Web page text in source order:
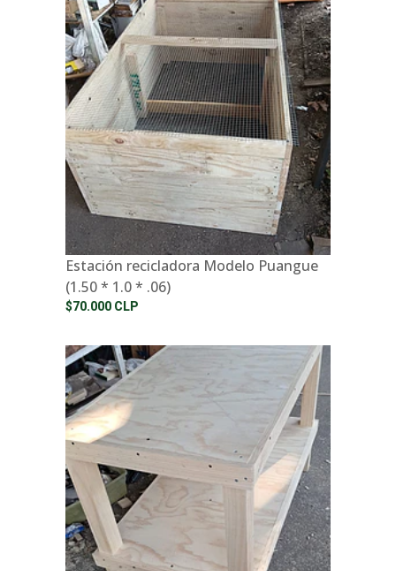
Estación recicladora Modelo Puangue
(1.50 * 1.0 * .06)
$70.000 CLP